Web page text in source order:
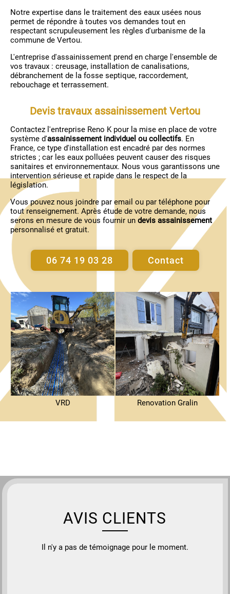
Notre expertise dans le traitement des eaux usées nous
permet de répondre à toutes vos demandes tout en
respectant scrupuleusement les règles d'urbanisme de la
commune de Vertou.
L'entreprise d'assainissement prend en charge l'ensemble de
vos travaux : creusage, installation de canalisations,
débranchement de la fosse septique, raccordement,
rebouchage et terrassement.
Devis travaux assainissement Vertou
Contactez l'entreprise Reno K pour la mise en place de votre
système d'assainissement individuel ou collectifs. En
France, ce type d'installation est encadré par des normes
strictes ; car les eaux polluées peuvent causer des risques
sanitaires et environnementaux. Nous vous garantissons une
intervention sérieuse et rapide dans le respect de la
législation.
Vous pouvez nous joindre par email ou par téléphone pour
tout renseignement. Après étude de votre demande, nous
serons en mesure de vous fournir un devis assainissement
personnalisé et gratuit.
06 74 19 03 28 Contact
VRD Renovation Gralin
AVIS CLIENTS
Il n'y a pas de témoignage pour le moment.